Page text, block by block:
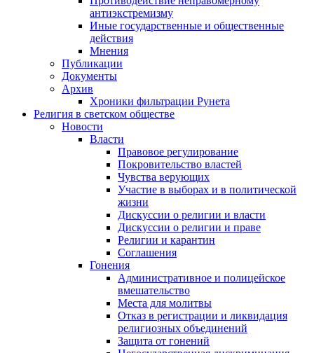
антиэкстремизму
Иные государственные и общественные
действия
Мнения
Публикации
Документы
Архив
Хроники фильтрации Рунета
Религия в светском обществе
Новости
Власти
Правовое регулирование
Покровительство властей
Чувства верующих
Участие в выборах и в политической
жизни
Дискуссии о религии и власти
Дискуссии о религии и праве
Религии и карантин
Соглашения
Гонения
Административное и полицейское
вмешательство
Места для молитвы
Отказ в регистрации и ликвидация
религиозных объединений
Защита от гонений